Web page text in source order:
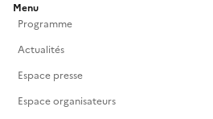
Menu
Programme
Actualités
Espace presse
Espace organisateurs